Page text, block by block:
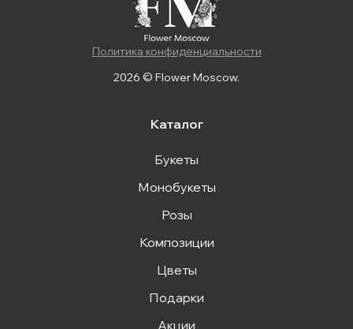
Политика конфиденциальности
2026 © Flower Moscow.
Каталог
Букеты
Монобукеты
Розы
Композиции
Цветы
Подарки
Акции